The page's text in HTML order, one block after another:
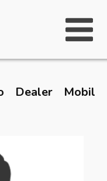
Dealer Mobil